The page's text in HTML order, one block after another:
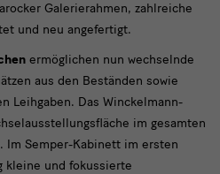
Galerierahmen, zahlreiche
und neu angefertigt.
ermöglichen nun wechselnde
aus den Beständen sowie
Leihgaben. Das Winckelmann-
im gesamten
Im Semper-Kabinett im ersten
kleine und fokussierte